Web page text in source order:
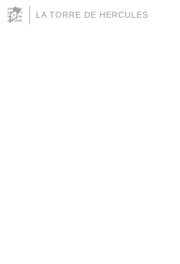
LA TORRE DE HERCULES